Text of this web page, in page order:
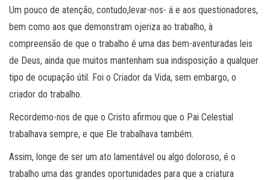
Um pouco de atenção, contudo,levar-nos- á e aos questionadores,
bem como aos que demonstram ojeriza ao trabalho, à
compreensão de que o trabalho é uma das bem-aventuradas leis
de Deus, ainda que muitos mantenham sua indisposição a qualquer
tipo de ocupação útil. Foi o Criador da Vida, sem embargo, o
criador do trabalho.
Recordemo-nos de que o Cristo afirmou que o Pai Celestial
trabalhava sempre, e que Ele trabalhava também.
Assim, longe de ser um ato lamentável ou algo doloroso, é o
trabalho uma das grandes oportunidades para que a criatura